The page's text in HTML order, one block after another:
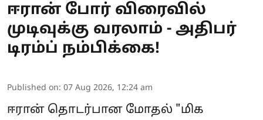
ஈரான் போர் விரைவில்
முடிவுக்கு வரலாம் - அதிபர்
டிரம்ப் நம்பிக்கை!
Published on: 07 Aug 2026, 12:24 am
ஈரான் தொடர்பான மோதல் "மிக